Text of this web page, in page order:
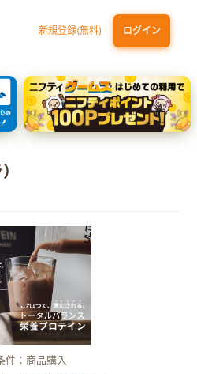
新規登録(無料) ログイン
ゴールド（NL）（家族カード発行）
ディズニープラス) セットプラン
件：商品購入